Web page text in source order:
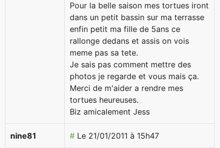
Pour la belle saison mes tortues iront
dans un petit bassin sur ma terrasse
enfin petit ma fille de 5ans ce
rallonge dedans et assis on vois
meme pas sa tete.
Je sais pas comment mettre des
photos je regarde et vous mais ça.
Merci de m'aider a rendre mes
tortues heureuses.
Biz amicalement Jess
nine81 # Le 21/01/2011 à 15h47